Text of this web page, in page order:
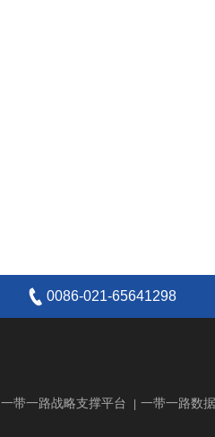
0086-021-65641298
一带一路战略支撑平台 一带一路数